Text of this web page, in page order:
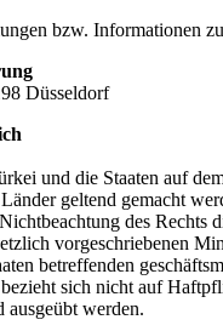
bzw. Informationen
Düsseldorf
und die Staaten auf
geltend gemacht
des Rechts
vorgeschriebenen
betreffenden
sich nicht auf
ausgeübt werden.